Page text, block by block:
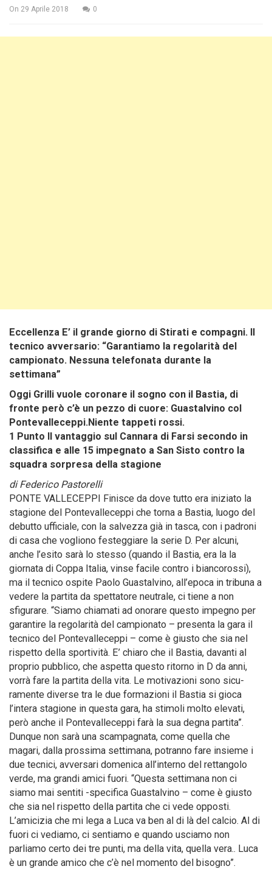
On 29 Aprile 2018 0
Eccellenza E’ il grande giorno di Stirati e compagni. Il
tecnico avversario: “Garantiamo la regolarità del
campionato. Nessuna telefonata durante la
settimana”
Oggi Grilli vuole coronare il sogno con il Bastia, di
fronte però c’è un pezzo di cuore: Guastalvino col
Pontevalleceppi.Niente tappeti rossi.
1 Punto Il vantaggio sul Cannara di Farsi secondo in
classifica e alle 15 impegnato a San Sisto contro la
squadra sorpresa della stagione
di Federico Pastorelli
PONTE VALLECEPPI Finisce da dove tutto era iniziato la
stagione del Pontevalleceppi che torna a Bastia, luogo del
debutto ufficiale, con la salvezza già in tasca, con i padroni
di casa che vogliono festeggiare la serie D. Per alcuni,
anche l’esito sarà lo stesso (quando il Bastia, era la la
giornata di Coppa Italia, vinse facile contro i biancorossi),
ma il tecnico ospite Paolo Guastalvino, all’epoca in tribuna a
vedere la partita da spettatore neutrale, ci tiene a non
sfigurare. “Siamo chiamati ad onorare questo impegno per
garantire la regolarità del campionato – presenta la gara il
tecnico del Pontevalleceppi – come è giusto che sia nel
rispetto della sportività. E’ chiaro che il Bastia, davanti al
proprio pubblico, che aspetta questo ritorno in D da anni,
vorrà fare la partita della vita. Le motivazioni sono sicu-
ramente diverse tra le due formazioni il Bastia si gioca
l’intera stagione in questa gara, ha stimoli molto elevati,
però anche il Pontevalleceppi farà la sua degna partita”.
Dunque non sarà una scampagnata, come quella che
magari, dalla prossima settimana, potranno fare insieme i
due tecnici, avversari domenica all’interno del rettangolo
verde, ma grandi amici fuori. “Questa settimana non ci
siamo mai sentiti -specifica Guastalvino – come è giusto
che sia nel rispetto della partita che ci vede opposti.
L’amicizia che mi lega a Luca va ben al di là del calcio. Al di
fuori ci vediamo, ci sentiamo e quando usciamo non
parliamo certo dei tre punti, ma della vita, quella vera.. Luca
è un grande amico che c’è nel momento del bisogno”.